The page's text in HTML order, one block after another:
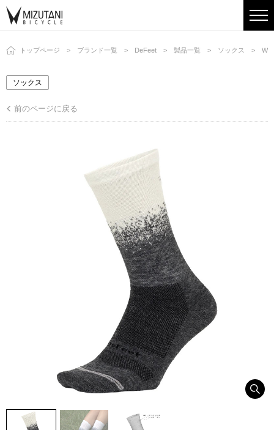
トップページ ブランド一覧 DeFeet 製品一覧 ソックス WI
ソックス
前のページに戻る